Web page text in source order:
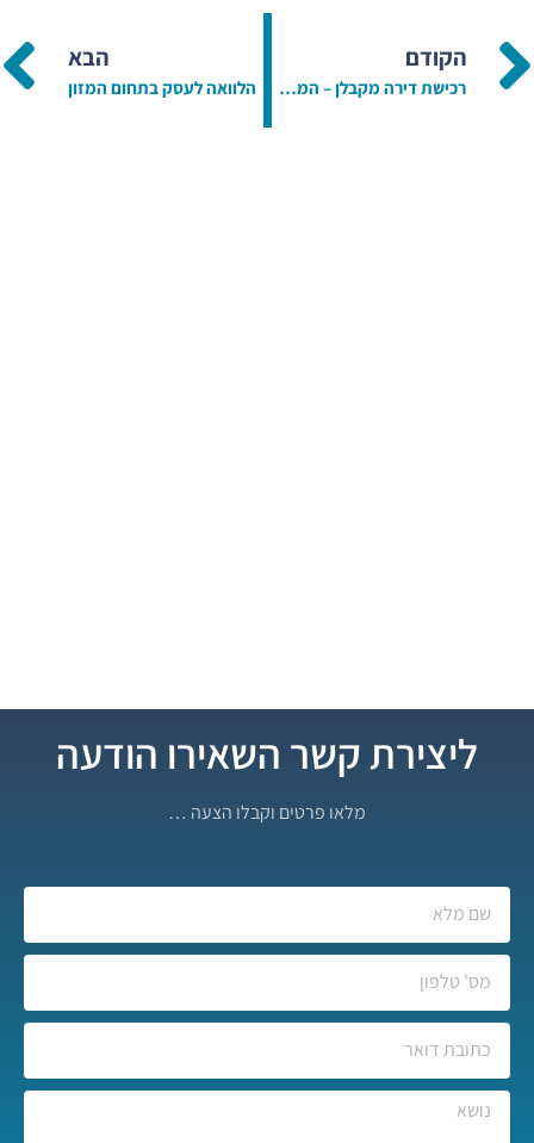
הקודם
רכישת דירה מקבלן – המדריך המלא לרוכש דירה חדשה
הבא
הלוואה לעסק בתחום המזון
ליצירת קשר השאירו הודעה
מלאו פרטים וקבלו הצעה …